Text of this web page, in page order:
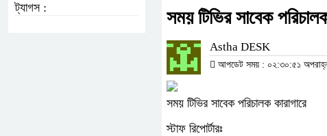
সময় টিভির সাবেক
Astha DESK
আপডেট সময় : ০২:৩০:৫১
সময় টিভির সাবেক পরিচালক কারাগারে
স্টাফ রিপোর্টারঃ
ট্যাগস :